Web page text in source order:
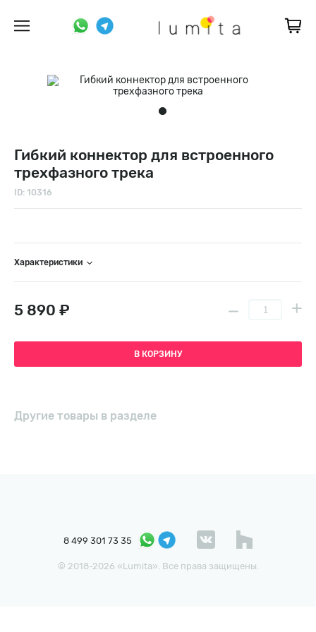
Гибкий коннектор для встроенного
трехфазного трека
ID: 10316
Характеристики
5 890 ₽
В КОРЗИНУ
Другие товары в разделе
© 2018-2026 «Lumita». Все права защищены.
8 499 301 73 35